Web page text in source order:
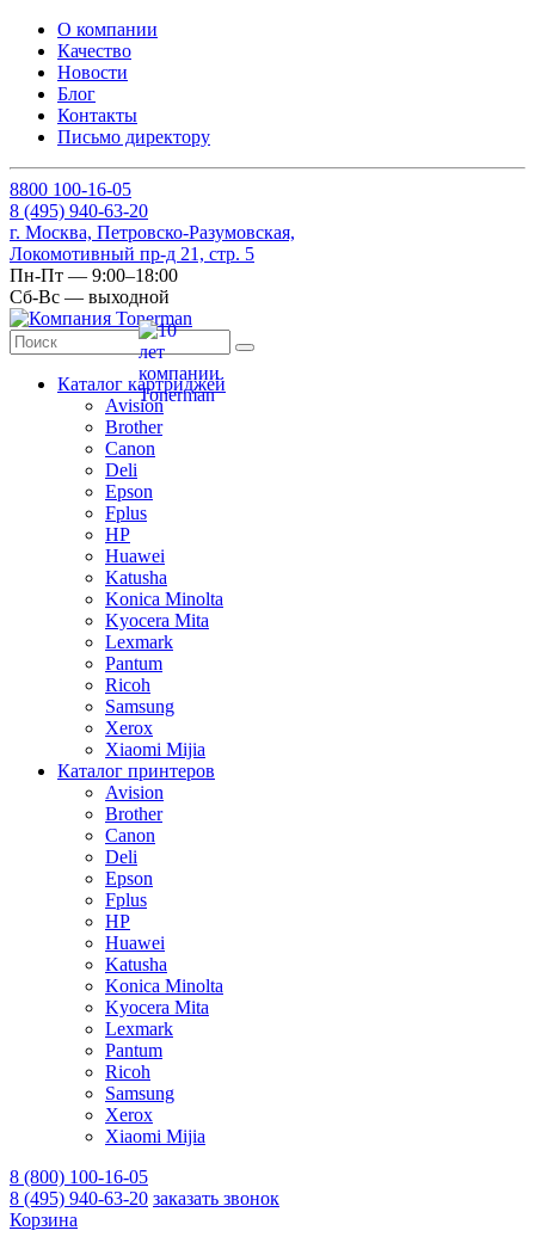
О компании
Качество
Новости
Блог
Контакты
Письмо директору
8800 100-16-05
8 (495) 940-63-20
г. Москва, Петровско-Разумовская,
Локомотивный пр-д 21, стр. 5
Пн-Пт — 9:00–18:00
Сб-Вс — выходной
Каталог картриджей
Avision
Brother
Canon
Deli
Epson
Fplus
HP
Huawei
Katusha
Konica Minolta
Kyocera Mita
Lexmark
Pantum
Ricoh
Samsung
Xerox
Xiaomi Mijia
Каталог принтеров
Avision
Brother
Canon
Deli
Epson
Fplus
HP
Huawei
Katusha
Konica Minolta
Kyocera Mita
Lexmark
Pantum
Ricoh
Samsung
Xerox
Xiaomi Mijia
8 (800) 100-16-05
8 (495) 940-63-20 заказать звонок
Корзина